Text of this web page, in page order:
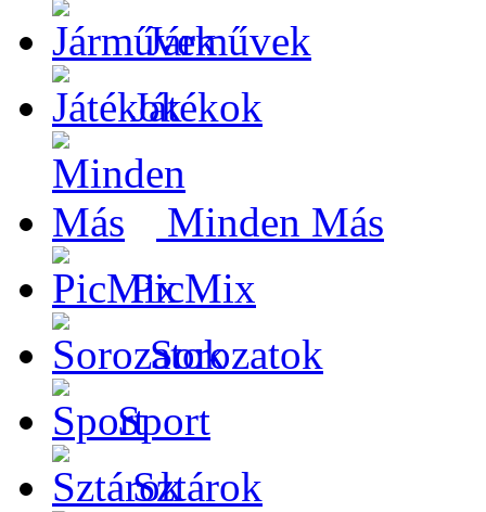
Járművek
Játékok
Minden Más
PicMix
Sorozatok
Sport
Sztárok